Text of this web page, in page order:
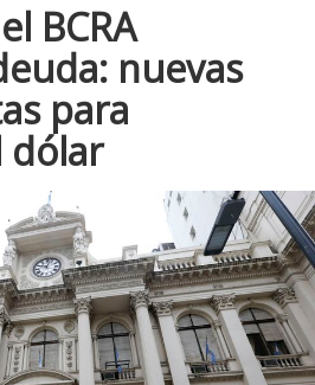
BCRA
nuevas
para
dólar